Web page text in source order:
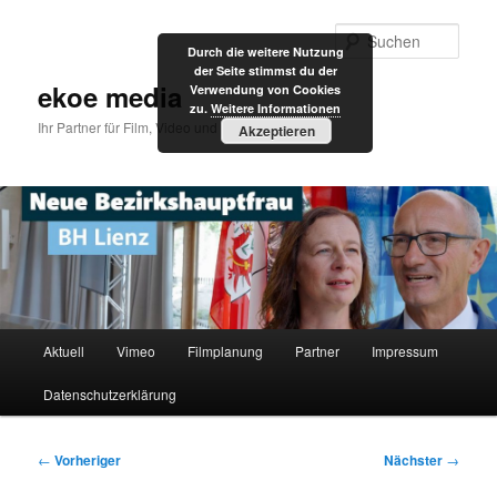
ekoe media
Ihr Partner für Film, Video und Internet
Aktuell Vimeo Filmplanung Partner Impressum
Datenschutzerklärung
Beitragsnavigation
← Vorheriger Nächster →
Durch die weitere Nutzung
der Seite stimmst du der
Verwendung von Cookies
zu. Weitere Informationen
Akzeptieren